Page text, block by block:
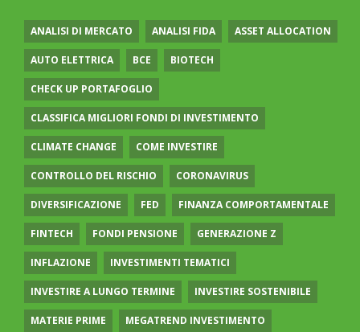
ANALISI DI MERCATO ANALISI FIDA ASSET ALLOCATION
AUTO ELETTRICA BCE BIOTECH
CHECK UP PORTAFOGLIO
CLASSIFICA MIGLIORI FONDI DI INVESTIMENTO
CLIMATE CHANGE COME INVESTIRE
CONTROLLO DEL RISCHIO CORONAVIRUS
DIVERSIFICAZIONE FED FINANZA COMPORTAMENTALE
FINTECH FONDI PENSIONE GENERAZIONE Z
INFLAZIONE INVESTIMENTI TEMATICI
INVESTIRE A LUNGO TERMINE INVESTIRE SOSTENIBILE
MATERIE PRIME MEGATREND INVESTIMENTO